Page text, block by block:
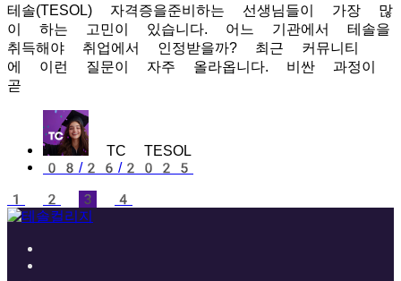
테솔(TESOL) 자격증을준비하는 선생님들이 가장 많
이 하는 고민이 있습니다. 어느 기관에서 테솔을
취득해야 취업에서 인정받을까? 최근 커뮤니티
에 이런 질문이 자주 올라옵니다. 비싼 과정이
곧
TC TESOL
08/26/2025
1
2 3 4